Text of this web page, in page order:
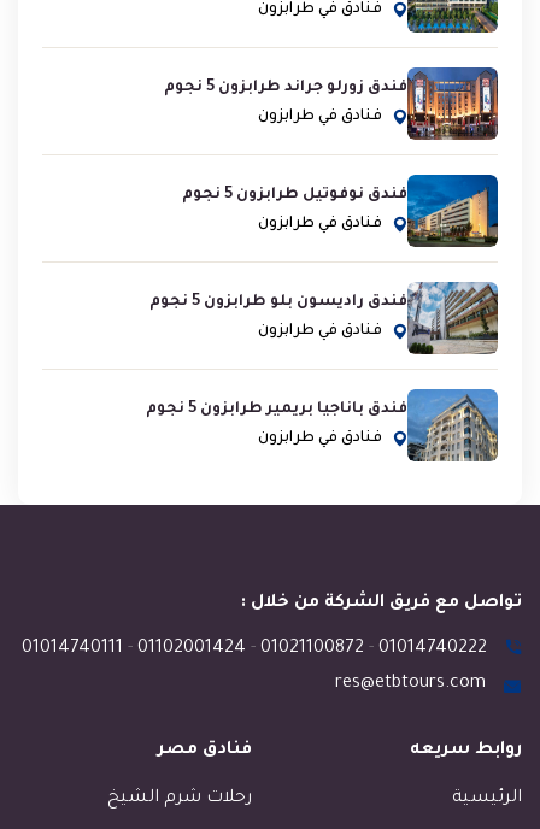
فنادق في طرابزون
فندق زورلو جراند طرابزون 5 نجوم
فنادق في طرابزون
فندق نوفوتيل طرابزون 5 نجوم
فنادق في طرابزون
فندق راديسون بلو طرابزون 5 نجوم
فنادق في طرابزون
فندق باناجيا بريمير طرابزون 5 نجوم
فنادق في طرابزون
تواصل مع فريق الشركة من خلال :
01014740222
-
01021100872
-
01102001424
-
01014740111
res@etbtours.com
روابط سريعه
الرئيسية
فنادق مصر
رحلات شرم الشيخ